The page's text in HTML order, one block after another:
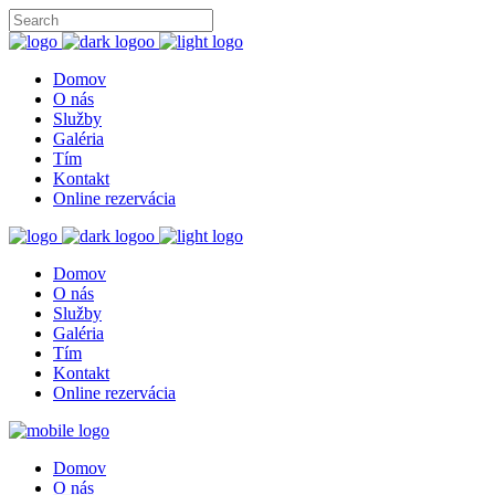
Domov
O nás
Služby
Galéria
Tím
Kontakt
Online rezervácia
Domov
O nás
Služby
Galéria
Tím
Kontakt
Online rezervácia
Domov
O nás